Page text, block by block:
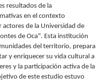
resultados de la
en el contexto
de la Universidad de
de Oca". Esta institución
del territorio, prepara
y enriquecer su vida cultural a
y la participación activa de la
de este estudio estuvo